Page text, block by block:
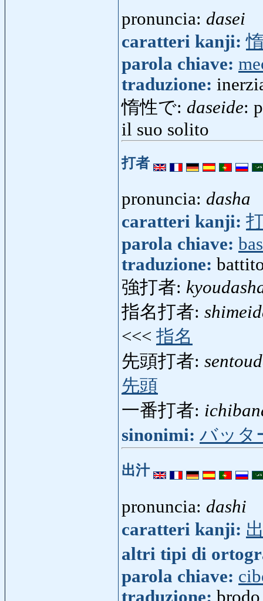
pronuncia: dasei
caratteri kanji:
parola chiave:
traduzione:
惰性で: daseide:
il suo solito
打者
pronuncia: dasha
caratteri kanji:
parola chiave:
traduzione:
強打者:
指名打者:
<<< 指名
先頭打者:
先頭
一番打者:
sinonimi: バッタ
出汁
pronuncia: dashi
caratteri kanji:
altri tipi di
parola chiave: